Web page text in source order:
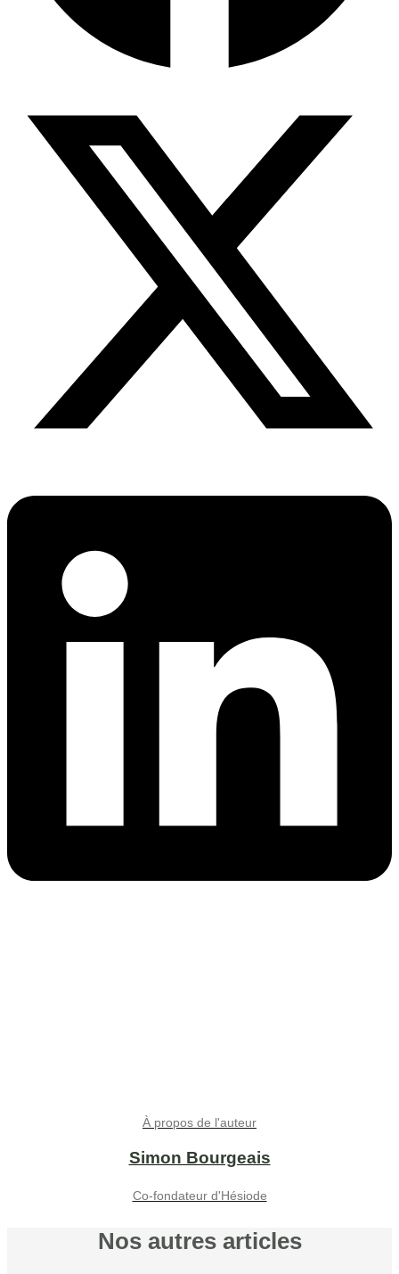
À propos de l'auteur
Simon Bourgeais
Co-fondateur d'Hésiode
Nos autres articles